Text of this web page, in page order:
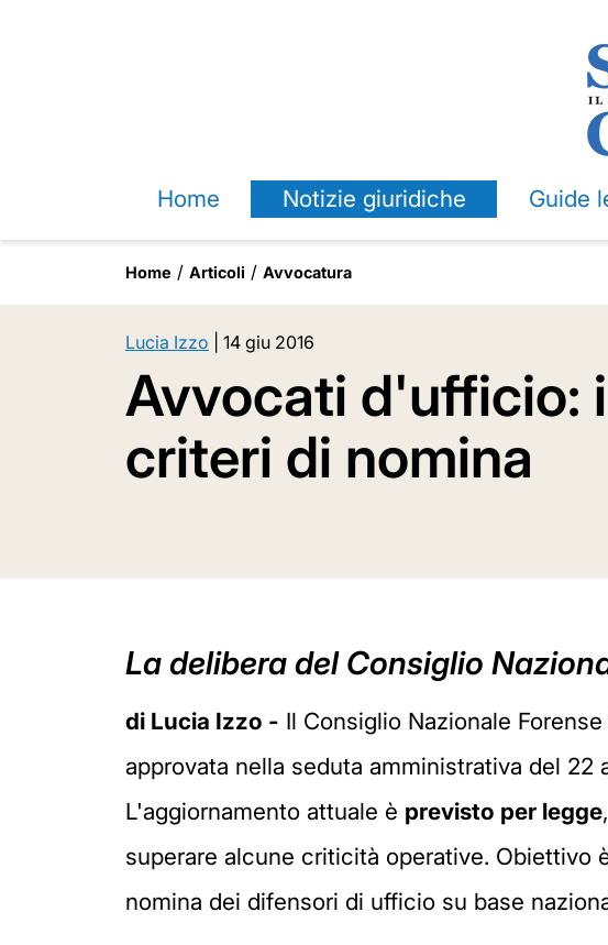
Home Notizie giuridiche Guide
Home Articoli Avvocatura
Lucia Izzo 14 giu 2016
Avvocati d'ufficio:
criteri di nomina
La delibera del Consiglio
di Lucia Izzo - Il Consiglio Nazionale Forense
approvata nella seduta amministrativa del
L'aggiornamento attuale è previsto per legge
superare alcune criticità operative. Obiettivo
nomina dei difensori di ufficio su base